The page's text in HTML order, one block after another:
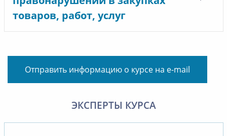
товаров, работ, услуг
Отправить информацию о курсе на e-mail
ЭКСПЕРТЫ КУРСА